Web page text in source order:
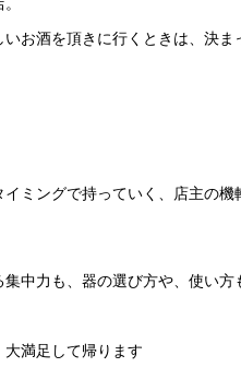
お酒を頂きに行くときは、決ま
ミングで持っていく、店主の機
中力も、器の選び方や、使い方
満足して帰ります